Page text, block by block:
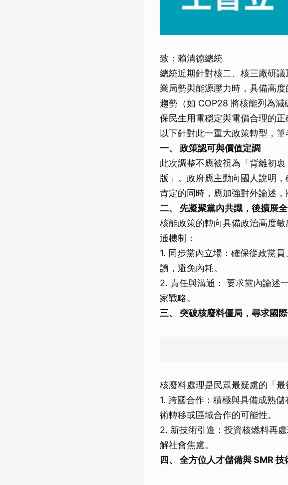
致：賴清德總統
總統近期針對核二、核三廠研
業局勢與能源壓力時，具備高
趨勢（如 COP28 將核能列為
保民生用電穩定與電價合理的正
以下針對此一重大政策轉型，
一、 政策認可與價值定調
此次調整不應被視為「背離初
版」。政府應主動向國人說明
肯定的同時，應加強對外論述
二、 先凝聚黨內共識，後擴展
核能政策的轉向具備政治高度
通機制：
1. 同步黨內立場：確保從政黨
讀，避免內耗。
2. 責任與溝通： 要求黨內論述
家戰略。
三、 突破核廢料僵局，尋求國
核廢料處理是民眾最疑慮的「
1. 跨國合作：積極與具備成熟
術轉移或區域合作的可能性。
2. 新技術引進：投資核燃料再
解社會焦慮。
四、 全方位人才儲備與 SMR 技